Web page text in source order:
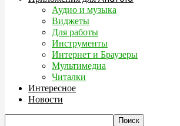
Аудио и музыка
Виджеты
Для работы
Инструменты
Интернет и Браузеры
Мультимедиа
Читалки
Интересное
Новости